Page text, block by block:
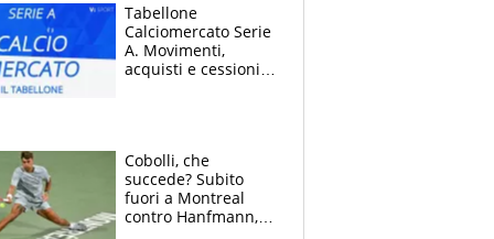
Tabellone
Calciomercato Serie
A. Movimenti,
acquisti e cessioni:
Cobolli, che
succede? Subito
fuori a Montreal
contro Hanfmann,